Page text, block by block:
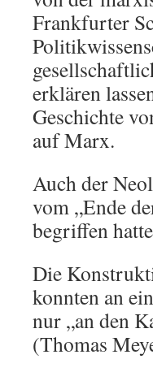
Frankfurter
erklären
Geschichte
auf Marx.
Auch der
vom „Ende
begriffen
Die
konnten an
nur „an den
(Thomas